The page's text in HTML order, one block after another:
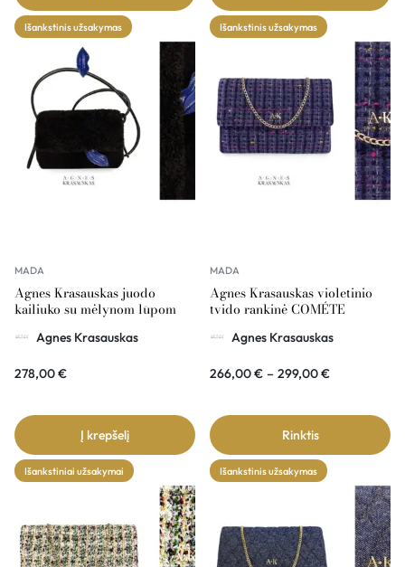
Išankstinis užsakymas
MADA
Agnes Krasauskas juodo
kailiuko su mėlynom lūpom
Agnes Krasauskas
278,00€
Į krepšelį
Išankstinis užsakymas
MADA
Agnes Krasauskas violetinio
tvido rankinė COMÉTE
Agnes Krasauskas
266,00€ – 299,00€
Rinktis
Išankstiniai užsakymai Išankstinis užsakymas